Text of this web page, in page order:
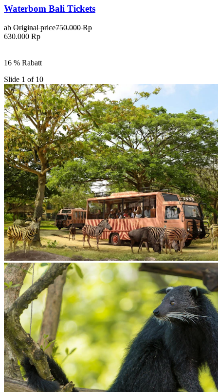
Waterbom Bali Tickets
ab Original price750.000 Rp
630.000 Rp
16 % Rabatt
Slide 1 of 10